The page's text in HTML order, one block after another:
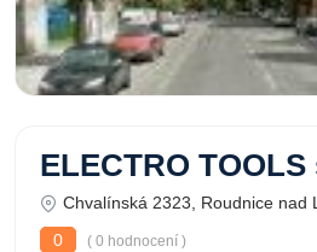
ELECTRO TOOLS
Chvalínská 2323, Roudnice nad
0
( 0 hodnocení )